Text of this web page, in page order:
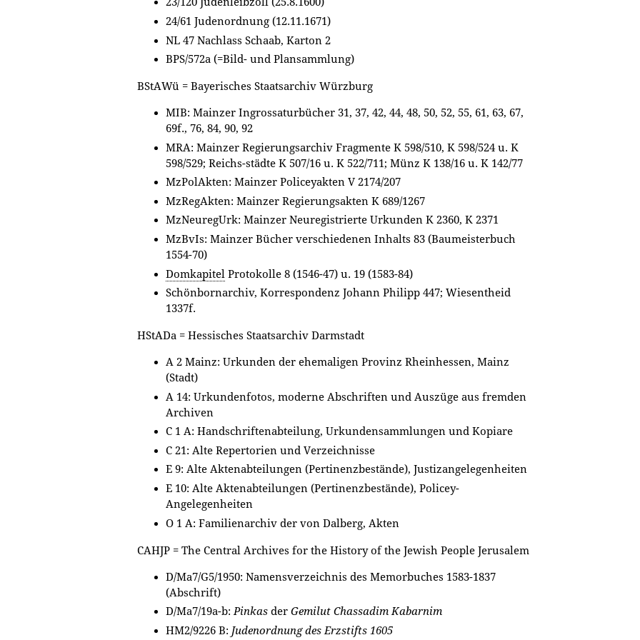
24/61 Judenordnung (12.11.1671)
NL 47 Nachlass Schaab, Karton 2
BPS/572a (=Bild- und Plansammlung)
BStAWü = Bayerisches Staatsarchiv Würzburg
MIB: Mainzer Ingrossaturbücher 31, 37, 42, 44, 48, 50, 52, 55, 61, 63, 67,
69f., 76, 84, 90, 92
MRA: Mainzer Regierungsarchiv Fragmente K 598/510, K 598/524 u. K
598/529; Reichs-städte K 507/16 u. K 522/711; Münz K 138/16 u. K 142/77
MzPolAkten: Mainzer Policeyakten V 2174/207
MzRegAkten: Mainzer Regierungsakten K 689/1267
MzNeuregUrk: Mainzer Neuregistrierte Urkunden K 2360, K 2371
MzBvIs: Mainzer Bücher verschiedenen Inhalts 83 (Baumeisterbuch
1554-70)
Domkapitel Protokolle 8 (1546-47) u. 19 (1583-84)
Schönbornarchiv, Korrespondenz Johann Philipp 447; Wiesentheid
1337f.
HStADa = Hessisches Staatsarchiv Darmstadt
A 2 Mainz: Urkunden der ehemaligen Provinz Rheinhessen, Mainz
(Stadt)
A 14: Urkundenfotos, moderne Abschriften und Auszüge aus fremden
Archiven
C 1 A: Handschriftenabteilung, Urkundensammlungen und Kopiare
C 21: Alte Repertorien und Verzeichnisse
E 9: Alte Aktenabteilungen (Pertinenzbestände), Justizangelegenheiten
E 10: Alte Aktenabteilungen (Pertinenzbestände), Policey-
Angelegenheiten
O 1 A: Familienarchiv der von Dalberg, Akten
CAHJP = The Central Archives for the History of the Jewish People Jerusalem
D/Ma7/G5/1950: Namensverzeichnis des Memorbuches 1583-1837
(Abschrift)
D/Ma7/19a-b:Pinkas der Gemilut Chassadim Kabarnim
HM2/9226 B: Judenordnung des Erzstifts 1605